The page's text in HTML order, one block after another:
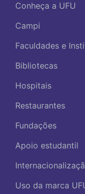
Conheça a UFU
Campi
Faculdades e
Bibliotecas
Hospitais
Restaurantes
Fundações
Apoio estudantil
Uso da marca